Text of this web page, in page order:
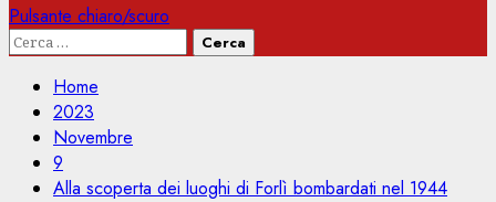
Pulsante chiaro/scuro
Ricerca
Home
2023
Novembre
9
Alla scoperta dei luoghi di Forlì bombardati nel 1944